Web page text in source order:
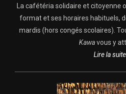
La cafétéria solidaire et citoyenne
format et ses horaires habituels,
mardis (hors congés scolaires).
Kawavous y
Lire la suite